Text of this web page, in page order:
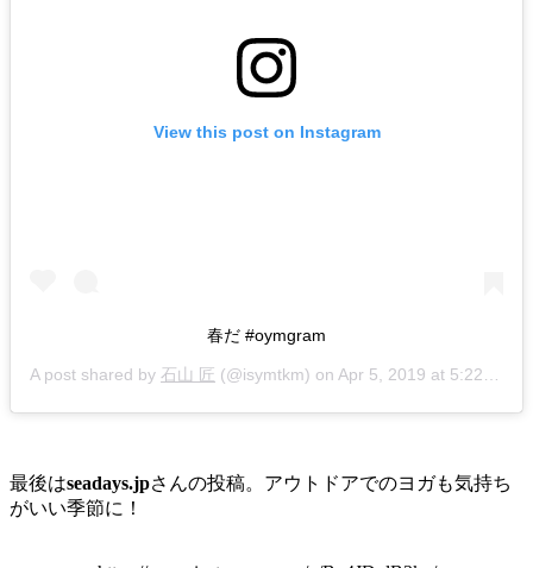
View this post on Instagram
春だ #oymgram
A post shared by 石山 匠 (@isymtkm) on Apr 5, 2019 at 5:22pm PDT
最後はseadays.jpさんの投稿。アウトドアでのヨガも気持ち
がいい季節に！